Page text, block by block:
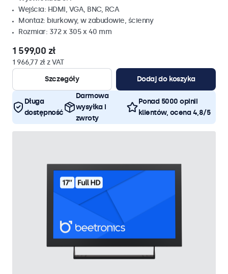
Wejścia: HDMI, VGA, BNC, RCA
Montaż: biurkowy, w zabudowie, ścienny
Rozmiar: 372 x 305 x 40 mm
1 599,00 zł
1 966,77 zł z VAT
Szczegóły
Dodaj do koszyka
Długa
dostępność
Darmowa
wysyłka i
zwroty
Ponad 5000 opinii
klientów, ocena 4,8/5